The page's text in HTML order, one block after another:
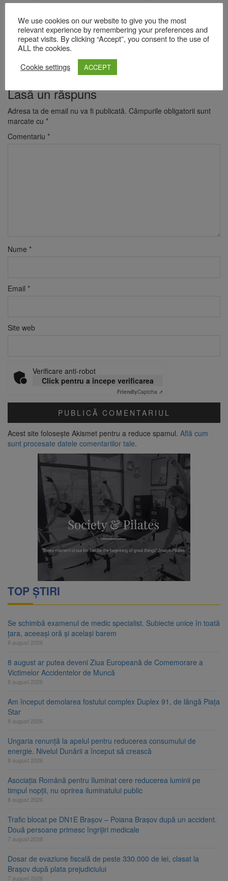
Democrat
Viştea – Ioani Florin – Partidul Național Liberal
Voila – Osalciuc Gheorghe-Marian – Partidul Național Liberal
Vulcan – Doda Marius-Adrian – Partidul Social Democrat
Lasă un răspuns
Adresa ta de email nu va fi publicată. Câmpurile obligatorii sunt
marcate cu *
Comentariu *
Nume *
Email *
Site web
Verificare anti-robot
Click pentru a începe verificarea
FriendlyCaptcha ⇗
Acest site folosește Akismet pentru a reduce spamul. Află cum
sunt procesate datele comentariilor tale.
TOP ȘTIRI
Se schimbă examenul de medic specialist. Subiecte unice în toată
țara, aceeași oră și același barem
8 august 2026
8 august ar putea deveni Ziua Europeană de Comemorare a
Victimelor Accidentelor de Muncă
8 august 2026
Am început demolarea fostului complex Duplex 91, de lângă Piața
Star
8 august 2026
Ungaria renunță la apelul pentru reducerea consumului de
energie. Nivelul Dunării a început să crească
8 august 2026
Asociația Română pentru Iluminat cere reducerea luminii pe
timpul nopții, nu oprirea iluminatului public
8 august 2026
Trafic blocat pe DN1E Brașov – Poiana Brașov după un accident.
Două persoane primesc îngrijiri medicale
7 august 2026
Dosar de evaziune fiscală de peste 330.000 de lei, clasat la
Brașov după plata prejudiciului
7 august 2026
We use cookies on our website to give you the most
relevant experience by remembering your preferences and
repeat visits. By clicking “Accept”, you consent to the use of
ALL the cookies.
Cookie settings
ACCEPT